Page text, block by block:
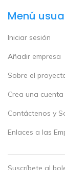
Menú
Iniciar sesión
Añadir empresa
Sobre el
Crea una cuenta
Contáctenos y
Enlaces a las
Suscríbete al